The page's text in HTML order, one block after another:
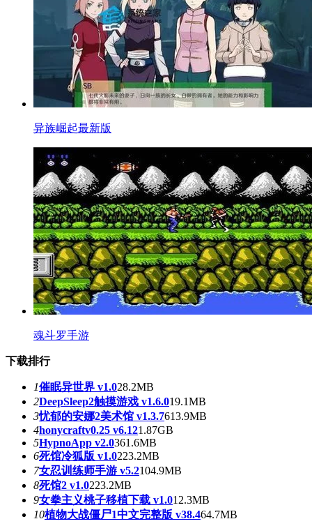
异族崛起最新版
魂斗罗手游
下载排行
1催眠异世界 v1.028.2MB
2DeepSleep2触摸游戏 v1.6.019.1MB
3忧郁的安娜2美术馆 v1.3.7613.9MB
4honycraftv0.25 v6.121.87GB
5HypnoApp v2.0361.6MB
6死馆冷狐版 v1.0223.2MB
7女忍训练师手游 v5.2104.9MB
8死馆2 v1.0223.2MB
9女拳主义桃子移植下载 v1.012.3MB
10植物大战僵尸1中文完整版 v38.464.7MB